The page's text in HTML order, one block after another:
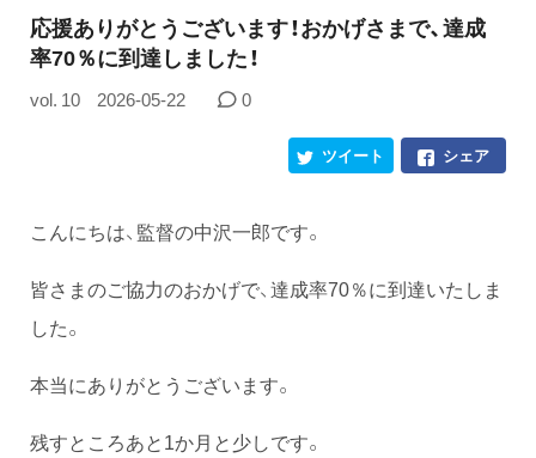
応援ありがとうございます！おかげさまで、達成
率70％に到達しました！
vol. 10 2026-05-22 0
シェア
ツイート
こんにちは、監督の中沢一郎です。
皆さまのご協力のおかげで、達成率70％に到達いたしま
した。
本当にありがとうございます。
残すところあと1か月と少しです。